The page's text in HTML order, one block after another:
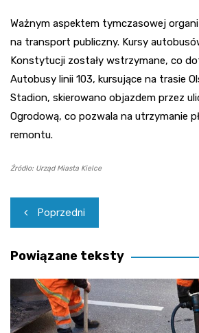
Ważnym aspektem tymczasowej
na transport publiczny. Kursy
Konstytucji zostały wstrzymane, co
Autobusy linii 103, kursujące na trasie
Stadion, skierowano objazdem przez
Ogrodową, co pozwala na utrzymanie
remontu.
Źródło: Urząd Miasta Kielce
Nawigacja
wpisu
Poprzedni
Powiązane teksty